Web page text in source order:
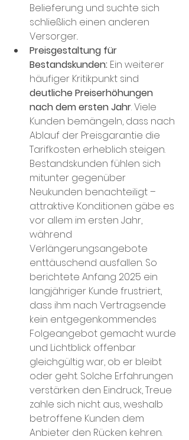
Belieferung und suchte sich
schließlich einen anderen
Versorger​..
Preisgestaltung für
Bestandskunden: Ein weiterer
häufiger Kritikpunkt sind
deutliche Preiserhöhungen
nach dem ersten Jahr. Viele
Kunden bemängeln, dass nach
Ablauf der Preisgarantie die
Tarifkosten erheblich steigen​.
Bestandskunden fühlen sich
mitunter gegenüber
Neukunden benachteiligt –
attraktive Konditionen gäbe es
vor allem im ersten Jahr,
während
Verlängerungsangebote
enttäuschend ausfallen​. So
berichtete Anfang 2025 ein
langjähriger Kunde frustriert,
dass ihm nach Vertragsende
kein entgegenkommendes
Folgeangebot gemacht wurde
und Lichtblick offenbar
gleichgültig war, ob er bleibt
oder geht​. Solche Erfahrungen
verstärken den Eindruck, Treue
zahle sich nicht aus, weshalb
betroffene Kunden dem
Anbieter den Rücken kehren.